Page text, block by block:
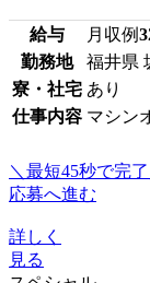
給与 月収例
勤務地
福井県
寮・社宅 あり
仕事内容 マシン
＼最短45秒で完
応募へ進む
詳しく
見る